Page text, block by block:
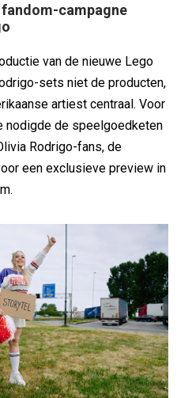
campagne
van de nieuwe Lego
sets niet de producten,
artiest centraal. Voor
nodigde de speelgoedketen
Rodrigo-fans, de
een exclusieve preview in